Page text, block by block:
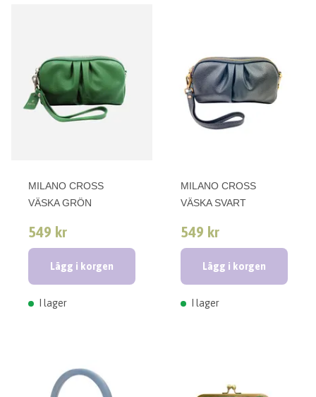
MILANO CROSS
VÄSKA GRÖN
549 kr
Lägg i korgen
I lager
MILANO CROSS
VÄSKA SVART
549 kr
Lägg i korgen
I lager